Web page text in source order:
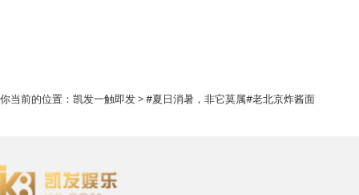
你当前的位置： 凯发一触即发> #夏日消暑，非它莫属#老北京炸酱面